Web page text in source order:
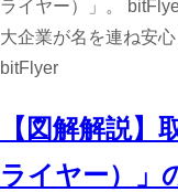
ライヤー）」。
大企業が名を連ね安
bitFlyer
【図解解説
ライヤー）」